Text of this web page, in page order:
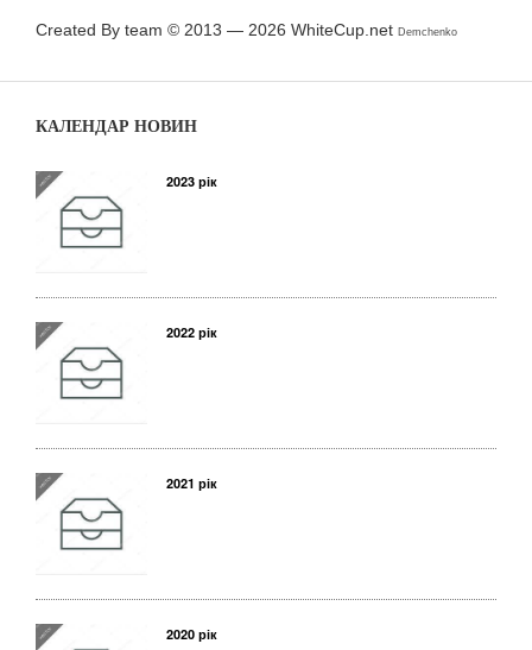
Created By team © 2013 — 2026 WhiteCup.net Demchenko
КАЛЕНДАР НОВИН
2023 рік
2022 рік
2021 рік
2020 рік